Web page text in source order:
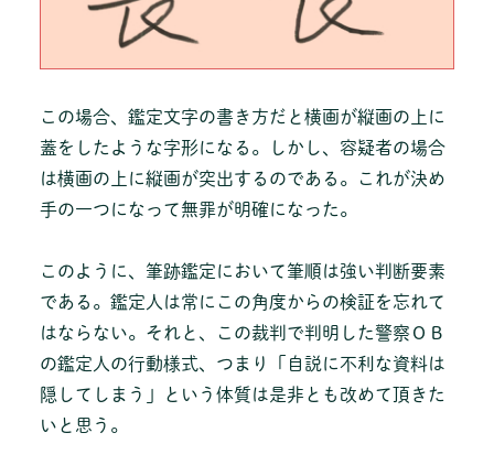
この場合、鑑定文字の書き方だと横画が縦画の上に
蓋をしたような字形になる。しかし、容疑者の場合
は横画の上に縦画が突出するのである。これが決め
手の一つになって無罪が明確になった。
このように、筆跡鑑定において筆順は強い判断要素
である。鑑定人は常にこの角度からの検証を忘れて
はならない。それと、この裁判で判明した警察ＯＢ
の鑑定人の行動様式、つまり「自説に不利な資料は
隠してしまう」という体質は是非とも改めて頂きた
いと思う。